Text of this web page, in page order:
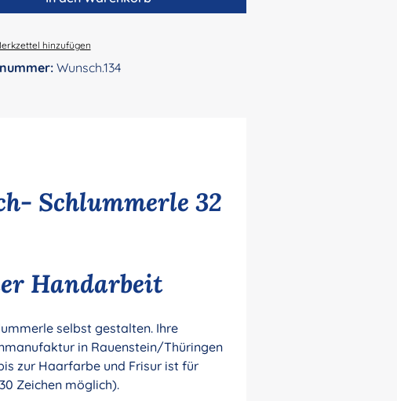
hinzufügen
Wunsch.134
Schlummerle 32
Handarbeit
selbst gestalten. Ihre
in Rauenstein/Thüringen
zur Haarfarbe und Frisur ist für
Zeichen möglich).